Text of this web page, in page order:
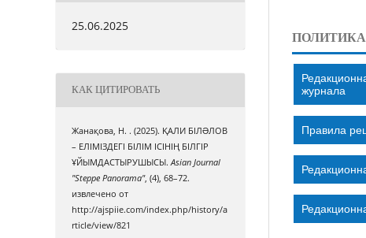
25.06.2025
КАК ЦИТИРОВАТЬ
Жанақова, Н. . (2025). ҚАЛИ БІЛƏЛОВ
– ЕЛІМІЗДЕГІ БІЛІМ ІСІНІҢ БІЛГІР
ҰЙЫМДАСТЫРУШЫСЫ.Asian Journal
"Steppe Panorama", (4), 68–72.
извлечено от
http://ajspiie.com/index.php/history/a
rticle/view/821
журнала
Правила